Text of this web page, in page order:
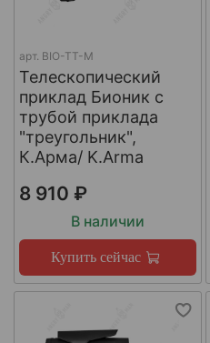
арт. BIO-TT-M
Телескопический
приклад Бионик с
трубой приклада
"треугольник",
К.Арма/ K.Arma
8 910 ₽
В наличии
Купить сейчас